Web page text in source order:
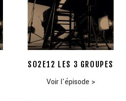
S02E12 LES 3 GROUPES
Voir l'épisode >